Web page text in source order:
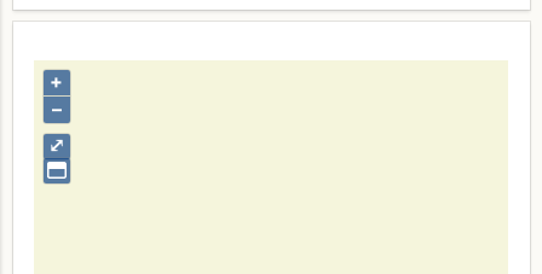
⤢
+
–